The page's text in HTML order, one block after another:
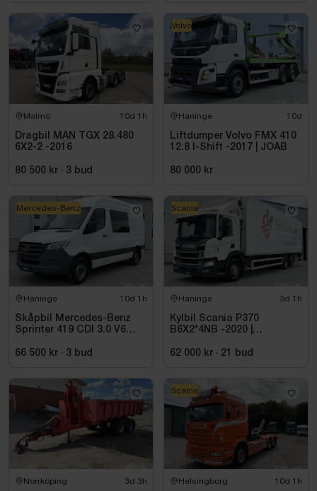
Malmö 10d 1h
Dragbil MAN TGX 28.480
6X2-2 -2016
80 500 kr · 3 bud
Haninge 10d
Liftdumper Volvo FMX 410
12.8 I-Shift -2017 | JOAB
80 000 kr
Volvo
Haninge 10d 1h
Skåpbil Mercedes-Benz
Sprinter 419 CDI 3.0 V6
66 500 kr · 3 bud
Mercedes-Benz
Haninge 3d 1h
Kylbil Scania P370
B6X2*4NB -2020 |
62 000 kr · 21 bud
Scania
Norrköping 3d 3h Helsingborg 10d 1h
Scania